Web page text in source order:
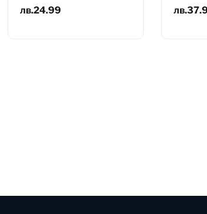
AUX LED RGB
лв.24.99 лв.